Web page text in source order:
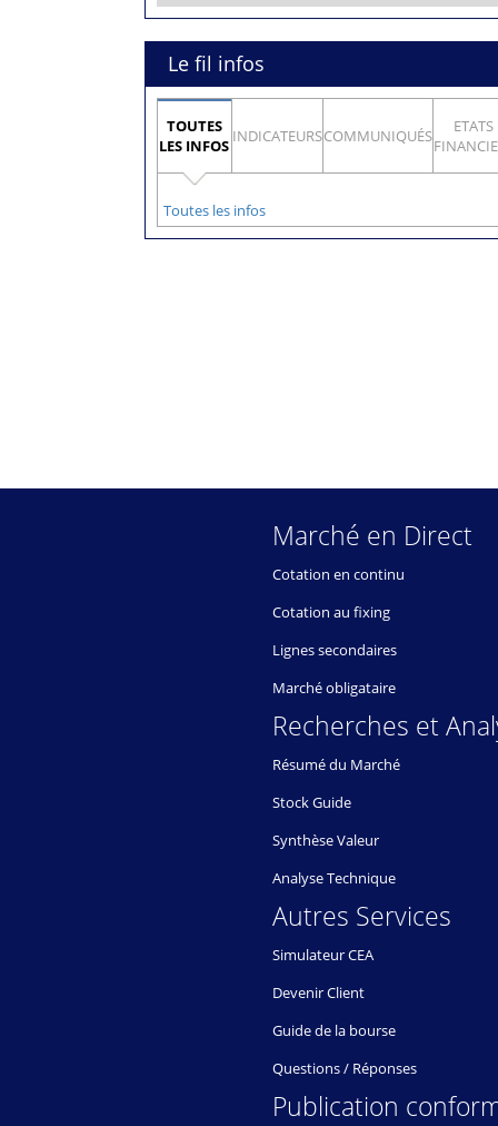
Le fil infos
TOUTES
LES INFOS INDICATEURSCOMMUNIQUÉS
ETATS
Toutes les infos
Marché en Direct
Cotation en continu
Cotation au fixing
Lignes secondaires
Marché obligataire
Recherches et
Résumé du Marché
Stock Guide
Synthèse Valeur
Analyse Technique
Autres Services
Simulateur CEA
Devenir Client
Guide de la bourse
Questions / Réponses
Publication